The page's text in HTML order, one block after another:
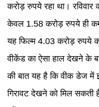
करोड़ रुपये रहा था। रविवार
केवल 1.58 करोड़ रुपये ही
यह फिल्म 4.03 करोड़ रुपये
वीकेंड का ऐसा हाल देखने के
की बात यह है कि वीक डेज
गिरावट देखने को मिल सकती